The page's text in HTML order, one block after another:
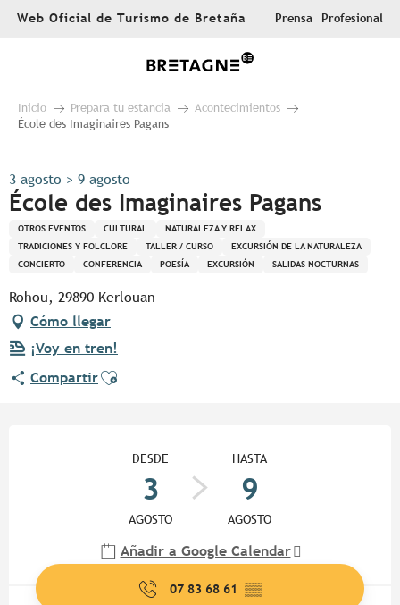
AllerWeb Oficial de Turismo de Bretaña Prensa Profesional
Inicio Prepara tu estancia
Acontecimientos
École des Imaginaires Pagans
3 agosto > 9 agosto
École des Imaginaires Pagans
OTROS EVENTOS CULTURAL
NATURALEZA Y RELAX
TRADICIONES Y FOLCLORE
TALLER / CURSO
EXCURSIÓN DE LA NATURALEZA
CONCIERTO
CONFERENCIA POESÍA EXCURSIÓN SALIDAS NOCTURNAS
Rohou, 29890 Kerlouan
Cómo llegar
¡Voy en tren!
CompartirAjouter aux favoris
DESDE
3
AGOSTO
HASTA
9
AGOSTO
Añadir a Google Calendar
07 83 68 61 ▒▒